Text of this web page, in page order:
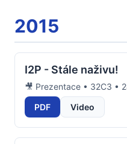
2015
I2P - Stále naživu!
🎥 Prezentace • 32C3 •
PDF
Video